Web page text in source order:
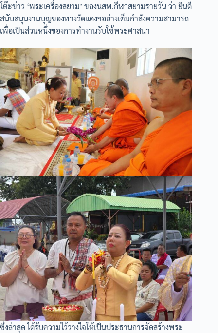
โต๊ะข่าว ‘พระเครื่องสยาม’ ของนสพ.กีฬาสยามรายวัน ว่า ยินดี
สนับสนุนงานบุญของทางวัดแดงฯอย่างเต็มกำลังความสามารถ
เพื่อเป็นส่วนหนึ่งของการทำงานรับใช้พระศาสนา
ซึ่งล่าสุด ได้รับความไว้วางใจให้เป็นประธานการจัดสร้างพระ